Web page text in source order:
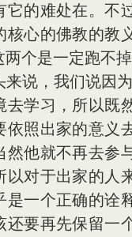
它的难处在。不
核心的佛教的教
个是一定跑不掉
说，我们说因为
去学习，所以既
依照出家的意义
然他就不再去参
以对于出家的人
是一个正确的诠
要再先保留一